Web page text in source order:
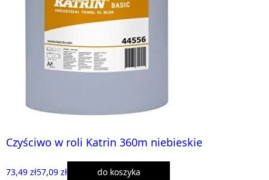
Czyściwo w roli Katrin 360m niebieskie
73,49 zł57,09 zł do koszyka